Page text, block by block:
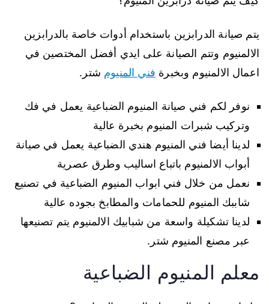
يتم صيانة الدرابزين باستخدام أدوات خاصة بالدرابزين
الالمنيوم وتتم الصيانة على ايدي أفضل المختصين في
اعمال الالمنيوم وبخبرة فني المنيوم شتر.
نوفر لكم فني صيانة المنيوم الضباعية يعمل في فك
وتركيب شبرات المنيوم بخبرة عالية
لدينا أيضا فني المنيوم هندي الضباعية يعمل في صيانة
أبواب الالمنيوم باتباع اساليب وطرق عصرية
نعمل من خلال فني ابواب المنيوم الضباعية في تصنيع
شاببك المنيوم للحمامات والمطابخ بجوده عالية
لدينا تشكيلة واسعة من شبابيك الالمنيوم يتم تصنيعها
عبر مصنع المنيوم شتر.
معلم المنيوم الضباعية